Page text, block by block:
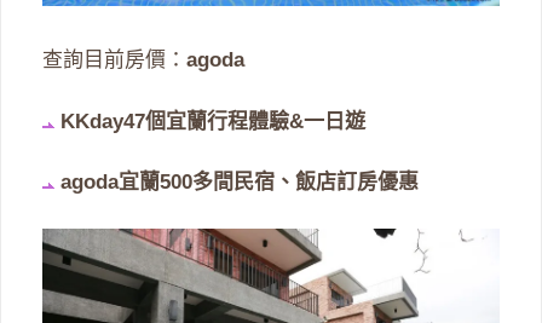
查詢目前房價： agoda
KKday47個宜蘭行程體驗&一日遊
agoda宜蘭500多間民宿、飯店訂房優惠